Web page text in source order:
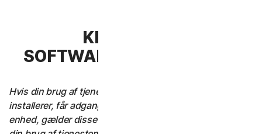
KLAUSUL 3 –
SOFTWARELICENSVILKÅR
Hvis din brug af tjenesten kræver, at du downloader,
installerer, får adgang til eller bruger software på en
enhed, gælder disse softwarelicensbetingelser også for